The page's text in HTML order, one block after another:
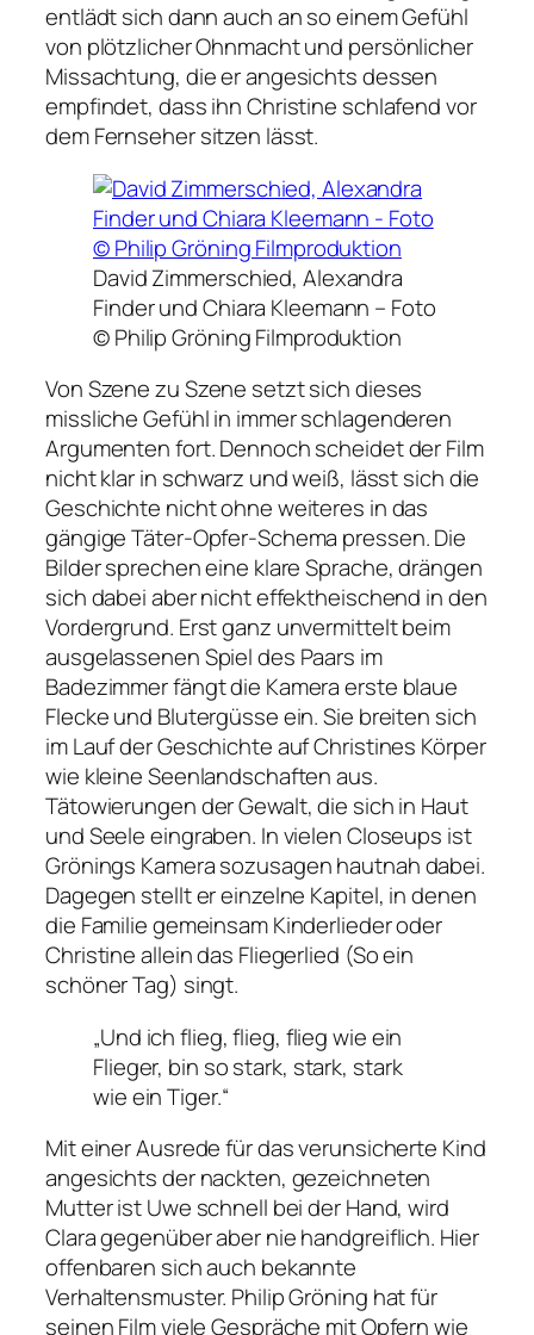
entlädt sich dann auch an so einem Gefühl
von plötzlicher Ohnmacht und persönlicher
Missachtung, die er angesichts dessen
empfindet, dass ihn Christine schlafend vor
dem Fernseher sitzen lässt.
David Zimmerschied, Alexandra
Finder und Chiara Kleemann – Foto
© Philip Gröning Filmproduktion
Von Szene zu Szene setzt sich dieses
missliche Gefühl in immer schlagenderen
Argumenten fort. Dennoch scheidet der Film
nicht klar in schwarz und weiß, lässt sich die
Geschichte nicht ohne weiteres in das
gängige Täter-Opfer-Schema pressen. Die
Bilder sprechen eine klare Sprache, drängen
sich dabei aber nicht effektheischend in den
Vordergrund. Erst ganz unvermittelt beim
ausgelassenen Spiel des Paars im
Badezimmer fängt die Kamera erste blaue
Flecke und Blutergüsse ein. Sie breiten sich
im Lauf der Geschichte auf Christines Körper
wie kleine Seenlandschaften aus.
Tätowierungen der Gewalt, die sich in Haut
und Seele eingraben. In vielen Closeups ist
Grönings Kamera sozusagen hautnah dabei.
Dagegen stellt er einzelne Kapitel, in denen
die Familie gemeinsam Kinderlieder oder
Christine allein das Fliegerlied (So ein
schöner Tag) singt.
„Und ich flieg, flieg, flieg wie ein
Flieger, bin so stark, stark, stark
wie ein Tiger.“
Mit einer Ausrede für das verunsicherte Kind
angesichts der nackten, gezeichneten
Mutter ist Uwe schnell bei der Hand, wird
Clara gegenüber aber nie handgreiflich. Hier
offenbaren sich auch bekannte
Verhaltensmuster. Philip Gröning hat für
seinen Film viele Gespräche mit Opfern wie